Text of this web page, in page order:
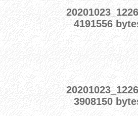
4191556
3908150